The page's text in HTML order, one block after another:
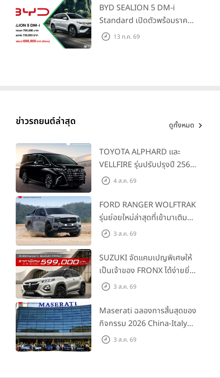
แรก)
BYD SEALION 5 DM-i
Standard เปิดตัวพร้อมราคา
คาดการณ์ 699,900 บาท รุ่น
13 ก.ค. 69
ข่าวรถยนต์ล่าสุด ดูทั้งหมด
TOYOTA ALPHARD และ
VELLFIRE รุ่นปรับปรุงปี 2569
พร้อมรุ่นย่อยใหม่ HEV
4 ส.ค. 69
FORD RANGER WOLFTRAK
รุ่นย่อยใหม่ล่าสุดที่เข้ามาเติม
เต็มไลน์อัป พร้อมตอบโจทย์ทุก
พร้อมลุย ด้วยราคาพิเศษเริ่ม
ต้นที่ 9.49 แสนบาท
3 ส.ค. 69
SUZUKI จัดแคมเปญพิเศษให้
เป็นเจ้าของ FRONX ได้ง่ายยิ่ง
ขึ้นสำหรับรุ่น GL ราคาพิเศษ
200 คัน พร้อมข้อเสนอสุดคุ้ม
3 ส.ค. 69
Maserati ฉลองการสิ้นสุดของ
กิจกรรม 2026 China-Italy
Grand Tour ณ สำนักงาน
3 ส.ค. 69